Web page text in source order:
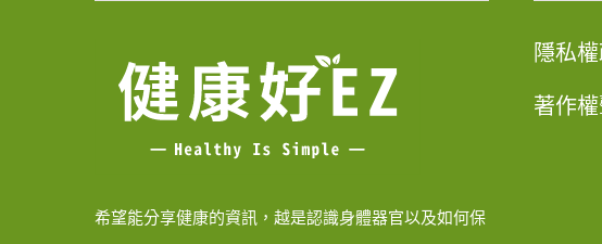
希望能分享健康的資訊，越是認識身體器官以及如何保
隱私
著作